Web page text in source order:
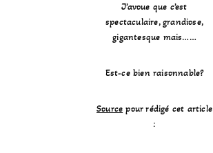
J’avoue que c’est
spectaculaire, grandiose,
gigantesque mais……
Est-ce bien raisonnable?
Source pour rédigé cet article
: